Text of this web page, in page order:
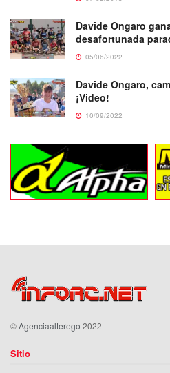
Davide Ongaro
desafortunada
05/06/2022
Davide Ongaro,
¡Video!
10/09/2022
©Agenciaalterego 2022
Sitio